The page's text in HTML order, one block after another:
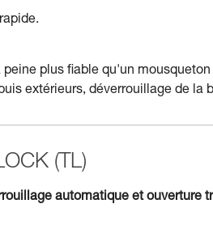
peine plus fiable qu'un
extérieurs, déverrouillage de
(TL)
automatique et ouverture